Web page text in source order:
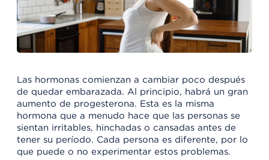
Las hormonas comienzan a cambiar poco después
de quedar embarazada. Al principio, habrá un gran
aumento de progesterona. Esta es la misma
hormona que a menudo hace que las personas se
sientan irritables, hinchadas o cansadas antes de
tener su período. Cada persona es diferente, por lo
que puede o no experimentar estos problemas.